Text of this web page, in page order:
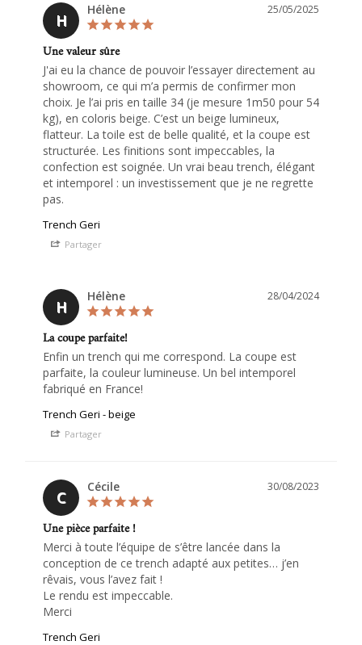
H
25/05/2025
Hélène
Une valeur sûre
J'ai eu la chance de pouvoir l’essayer directement au
showroom, ce qui m’a permis de confirmer mon
choix. Je l’ai pris en taille 34 (je mesure 1m50 pour 54
kg), en coloris beige. C’est un beige lumineux,
flatteur. La toile est de belle qualité, et la coupe est
structurée. Les finitions sont impeccables, la
confection est soignée. Un vrai beau trench, élégant
et intemporel : un investissement que je ne regrette
pas.
Trench Geri
Partager
H
28/04/2024
Hélène
La coupe parfaite!
Enfin un trench qui me correspond. La coupe est
parfaite, la couleur lumineuse. Un bel intemporel
Trench Geri - beige
Partager
C
30/08/2023
Cécile
Une pièce parfaite !
Merci à toute l’équipe de s’être lancée dans la
conception de ce trench adapté aux petites… j’en
rêvais, vous l’avez fait !
Le rendu est impeccable.
Merci
Trench Geri